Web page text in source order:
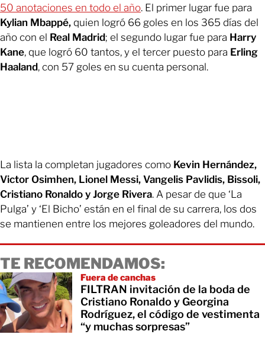
50 anotaciones en todo el año. El primer lugar fue para
Kylian Mbappé, quien logró 66 goles en los 365 días del
año con el Real Madrid; el segundo lugar fue para Harry
Kane, que logró 60 tantos, y el tercer puesto para Erling
Haaland, con 57 goles en su cuenta personal.
La lista la completan jugadores como Kevin Hernández,
Victor Osimhen, Lionel Messi, Vangelis Pavlidis, Bissoli,
Cristiano Ronaldo y Jorge Rivera. A pesar de que ‘La
Pulga’ y ‘El Bicho’ están en el final de su carrera, los dos
se mantienen entre los mejores goleadores del mundo.
TE RECOMENDAMOS:
Fuera de canchas
FILTRAN invitación de la boda de
Cristiano Ronaldo y Georgina
Rodríguez, el código de vestimenta
“y muchas sorpresas”